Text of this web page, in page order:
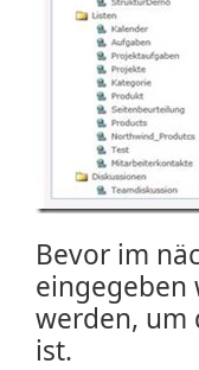
Bevor im
eingegeben
werden, um
ist.